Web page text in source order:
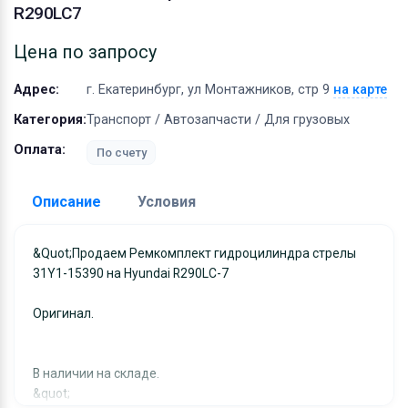
R290LC7
Цена по запросу
Адрес: г. Екатеринбург, ул Монтажников, стр 9 на карте
Категория:Транспорт / Автозапчасти / Для грузовых
Оплата:
По счету
Описание Условия
&quot;Продаем Ремкомплект гидроцилиндра стрелы
31Y1-15390 на Hyundai R290LC-7
Оригинал.
В наличии на складе.
&quot;
Доставка:
Адрес самовывоза:г. Екатеринбург, ул
Условия и гарантии:
после получения оплаты и отправляются через UPS